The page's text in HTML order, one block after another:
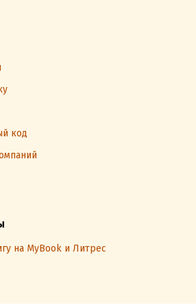
код
на MyBook и Литрес